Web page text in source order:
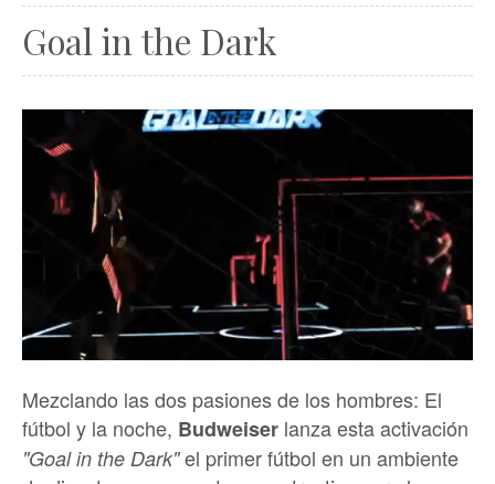
Goal in the Dark
Mezclando las dos pasiones de los hombres: El
fútbol y la noche, Budweiser lanza esta activación
"Goal in the Dark"el primer fútbol en un ambiente